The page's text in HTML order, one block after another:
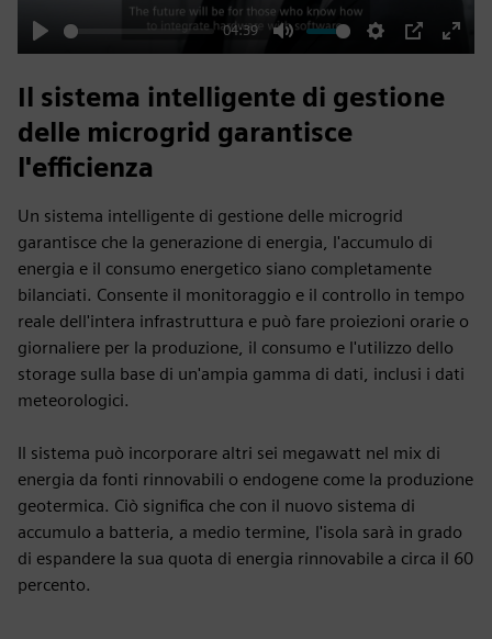
Play
04:39
Mute Settings
PIP
Enter
Il sistema intelligente di gestione
delle microgrid garantisce
l'efficienza
Un sistema intelligente di gestione delle microgrid
garantisce che la generazione di energia, l'accumulo di
energia e il consumo energetico siano completamente
bilanciati. Consente il monitoraggio e il controllo in tempo
reale dell'intera infrastruttura e può fare proiezioni orarie o
giornaliere per la produzione, il consumo e l'utilizzo dello
storage sulla base di un'ampia gamma di dati, inclusi i dati
meteorologici.
Il sistema può incorporare altri sei megawatt nel mix di
energia da fonti rinnovabili o endogene come la produzione
geotermica. Ciò significa che con il nuovo sistema di
accumulo a batteria, a medio termine, l'isola sarà in grado
di espandere la sua quota di energia rinnovabile a circa il 60
percento.